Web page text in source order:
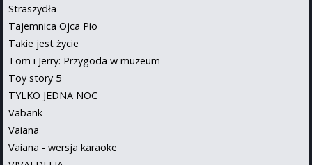
Straszydła
Tajemnica Ojca Pio
Takie jest życie
Tom i Jerry: Przygoda w muzeum
Toy story 5
TYLKO JEDNA NOC
Vabank
Vaiana
Vaiana - wersja karaoke